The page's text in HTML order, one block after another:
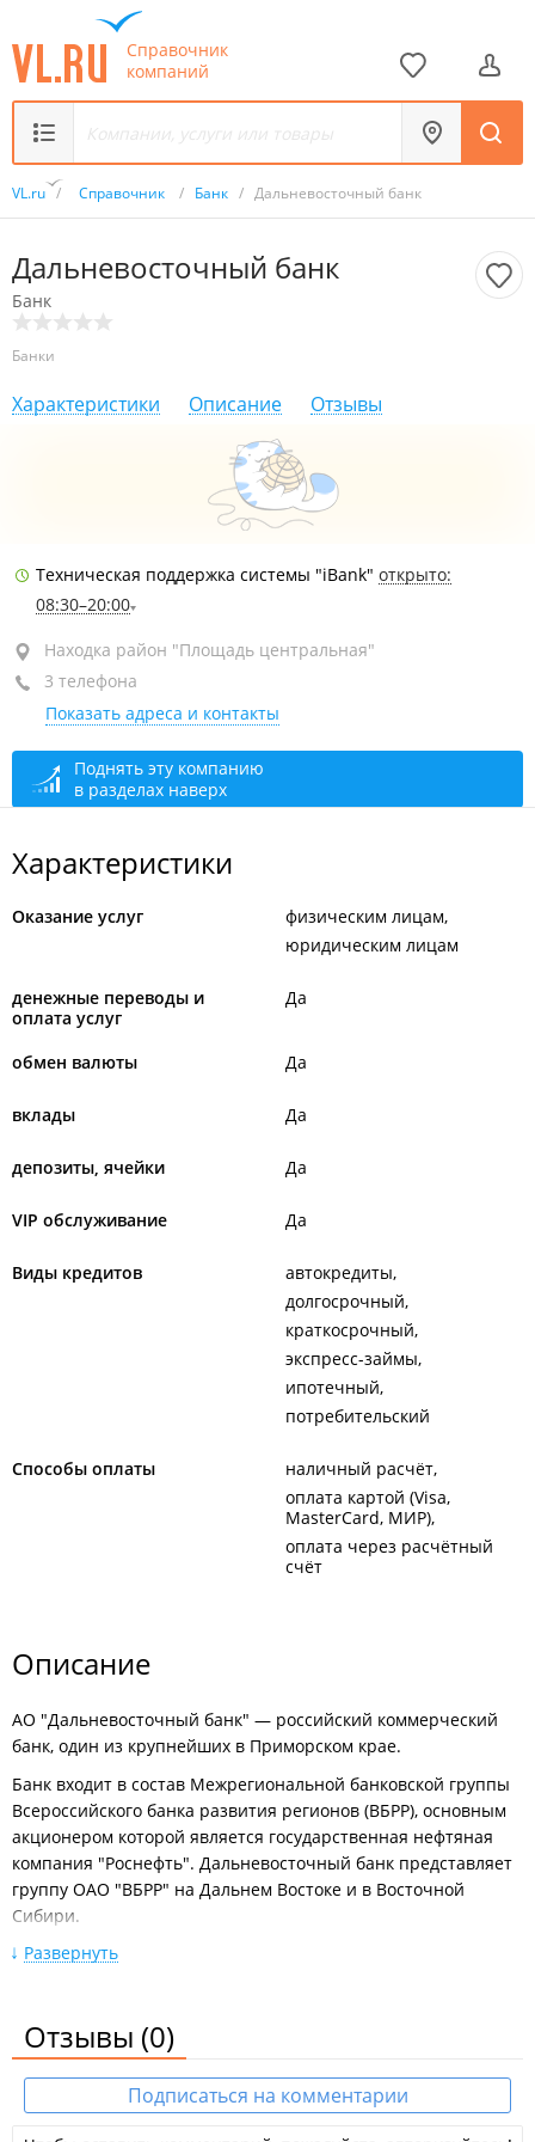
Справочник
компаний
VL.ru / Справочник / Банк / Дальневосточный банк
Дальневосточный банк
Банк
Банки
Характеристики Описание Отзывы
Находка, район "Площадь центральная", ул.
Портовая, 20А
Для физ. лиц
закрыто, откроется через 13 мин.
Для юр. лиц
Техническая поддержка системы "iBank" открыто:
08:30–20:00
Находка район "Площадь центральная"
3 телефона
Показать адреса и контакты
Поднять эту компанию
в разделах наверх
Характеристики
Оказание услуг
физическим лицам
юридическим лицам
денежные переводы и
оплата услуг
Да
обмен валюты Да
вклады Да
депозиты, ячейки Да
VIP обслуживание Да
Виды кредитов
автокредиты
долгосрочный
краткосрочный
экспресс-займы
ипотечный
потребительский
Способы оплаты
наличный расчёт
оплата картой (Visa,
MasterCard, МИР)
оплата через расчётный
счёт
Описание
АО "Дальневосточный банк" — российский коммерческий
банк, один из крупнейших в Приморском крае.
Банк входит в состав Межрегиональной банковской группы
Всероссийского банка развития регионов (ВБРР), основным
акционером которой является государственная нефтяная
компания "Роснефть". Дальневосточный банк представляет
группу ОАО "ВБРР" на Дальнем Востоке и в Восточной
Сибири.
Банк занимает ведущие позиции практически во всех
в Сибирском регионе. Для удобства обслуживания всех
категорий клиентов в Дальневосточном банке действует
разветвленная сеть из 45 подразделений региональной
сети, расположенных в 24 городах 9 субъектов Российской
Развернуть
Отзывы (0)
Подписаться на комментарии